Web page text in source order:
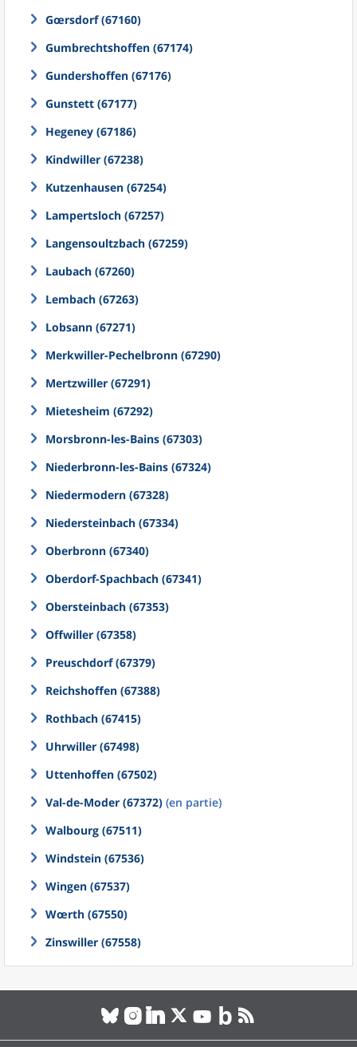
Gœrsdorf (67160)
Gumbrechtshoffen (67174)
Gundershoffen (67176)
Gunstett (67177)
Hegeney (67186)
Kindwiller (67238)
Kutzenhausen (67254)
Lampertsloch (67257)
Langensoultzbach (67259)
Laubach (67260)
Lembach (67263)
Lobsann (67271)
Merkwiller-Pechelbronn (67290)
Mertzwiller (67291)
Mietesheim (67292)
Morsbronn-les-Bains (67303)
Niederbronn-les-Bains (67324)
Niedermodern (67328)
Niedersteinbach (67334)
Oberbronn (67340)
Oberdorf-Spachbach (67341)
Obersteinbach (67353)
Offwiller (67358)
Preuschdorf (67379)
Reichshoffen (67388)
Rothbach (67415)
Uhrwiller (67498)
Uttenhoffen (67502)
Val-de-Moder (67372) (en partie)
Walbourg (67511)
Windstein (67536)
Wingen (67537)
Wœrth (67550)
Zinswiller (67558)